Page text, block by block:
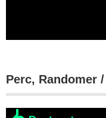
Perc, Randomer